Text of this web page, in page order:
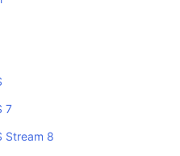
7
Stream 8